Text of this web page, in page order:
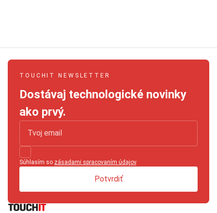
TOUCHIT NEWSLETTER
Dostávaj technologické novinky
ako prvý.
Súhlasím so zásadami spracovaním údajov.
Potvrdiť